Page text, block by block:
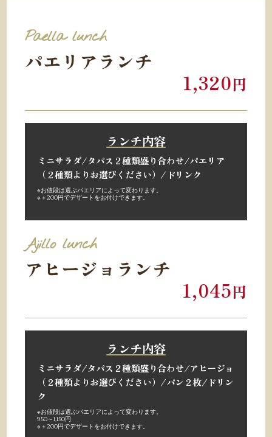
Paella lunch
パエリアランチ
1,320円
ランチ内容
ミニサラダ/タパス２種類盛り合わせ/パエリア
（２種類よりお選びください）/ ドリンク
※お値段は選ぶパエリアによって変わります。
※＋200円でデザートをお付けできます。
Ajillolunch
アヒージョランチ
1,045円
ランチ内容
ミニサラダ/タパス２種類盛り合わせ/アヒージョ
（２種類よりお選びください）/パン２枚/ ドリン
ク
※お値段は選ぶパエリアによって変わります。
950～1,150円
※＋200円でデザートをお付けできます。